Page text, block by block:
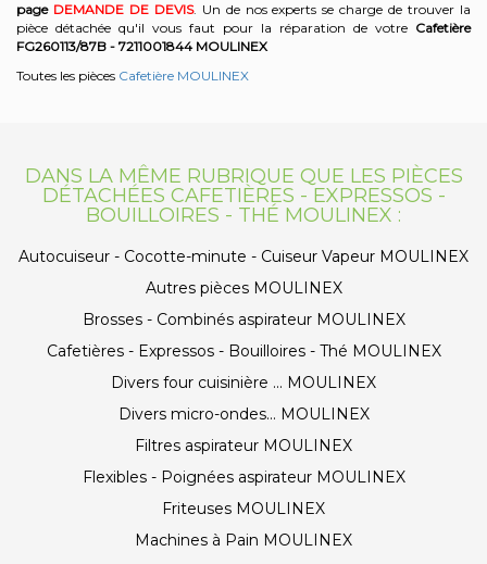
page DEMANDE DE DEVIS. Un de nos experts se charge de trouver la
pièce détachée qu'il vous faut pour la réparation de votre Cafetière
FG260113/87B - 7211001844 MOULINEX
Toutes les pièces Cafetière MOULINEX
DANS LA MÊME RUBRIQUE QUE LES PIÈCES
DÉTACHÉES CAFETIÈRES - EXPRESSOS -
BOUILLOIRES - THÉ MOULINEX :
Autocuiseur - Cocotte-minute - Cuiseur Vapeur MOULINEX
Autres pièces MOULINEX
Brosses - Combinés aspirateur MOULINEX
Cafetières - Expressos - Bouilloires - Thé MOULINEX
Divers four cuisinière ... MOULINEX
Divers micro-ondes... MOULINEX
Filtres aspirateur MOULINEX
Flexibles - Poignées aspirateur MOULINEX
Friteuses MOULINEX
Machines à Pain MOULINEX